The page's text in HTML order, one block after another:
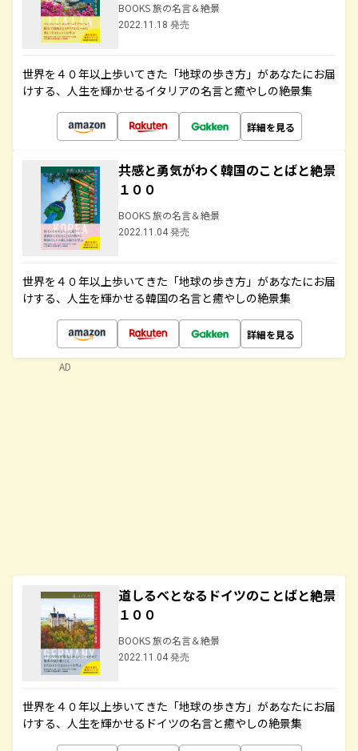
BOOKS 旅の名言＆絶景
2022.11.18 発売
世界を４０年以上歩いてきた「地球の歩き方」があなたにお届
けする、人生を輝かせるイタリアの名言と癒やしの絶景集
詳細を見る
共感と勇気がわく韓国のことばと絶景
１００
BOOKS 旅の名言＆絶景
2022.11.04 発売
世界を４０年以上歩いてきた「地球の歩き方」があなたにお届
けする、人生を輝かせる韓国の名言と癒やしの絶景集
詳細を見る
道しるべとなるドイツのことばと絶景
１００
BOOKS 旅の名言＆絶景
2022.11.04 発売
世界を４０年以上歩いてきた「地球の歩き方」があなたにお届
けする、人生を輝かせるドイツの名言と癒やしの絶景集
AD